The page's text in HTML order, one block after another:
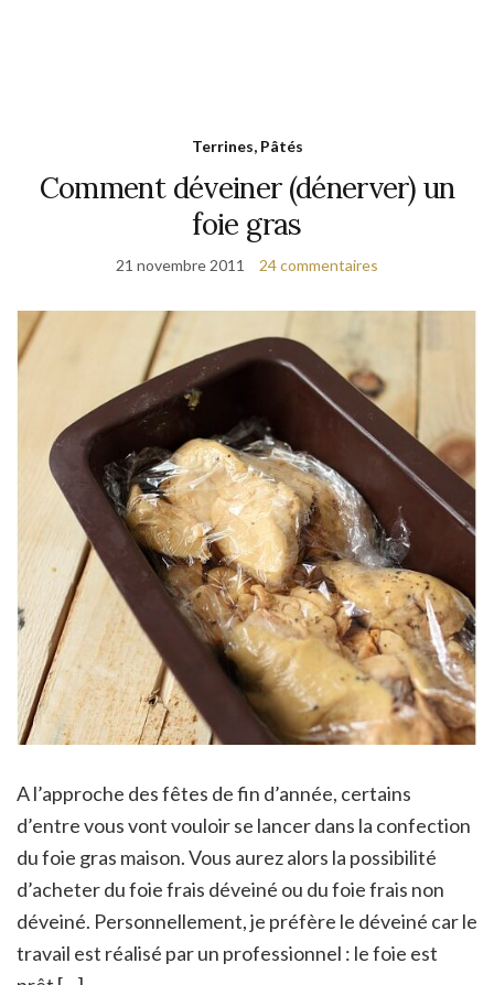
Terrines, Pâtés
Comment déveiner (dénerver) un
foie gras
21 novembre 2011 24 commentaires
A l’approche des fêtes de fin d’année, certains
d’entre vous vont vouloir se lancer dans la confection
du foie gras maison. Vous aurez alors la possibilité
d’acheter du foie frais déveiné ou du foie frais non
déveiné. Personnellement, je préfère le déveiné car le
travail est réalisé par un professionnel : le foie est